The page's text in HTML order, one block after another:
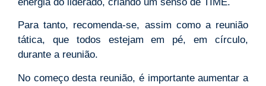
Para tanto, recomenda-se, assim como a reunião
tática, que todos estejam em pé, em círculo,
durante a reunião.
No começo desta reunião, é importante aumentar a